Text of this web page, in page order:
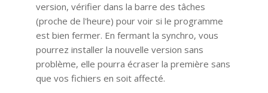
version, vérifier dans la barre des tâches
(proche de l'heure) pour voir si le programme
est bien fermer. En fermant la synchro, vous
pourrez installer la nouvelle version sans
problème, elle pourra écraser la première sans
que vos fichiers en soit affecté.